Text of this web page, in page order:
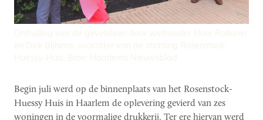
Begin juli werd op de binnenplaats van het Rosenstock-
Huessy Huis in Haarlem de oplevering gevierd van zes
woningen in de voormalige drukkerij. Ter ere hiervan werd